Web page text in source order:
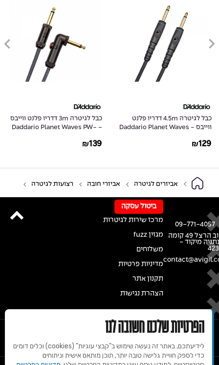
כבל לגיטרה 4.5m דדריו פלנט
ווייבס - Daddario Planet Waves
₪129
כבל לגיטרה 3m דדריו פלנט ווייבס
- Daddario Planet Waves PW-
₪139
אביזרים לגיטרה אביזרי חובה רצועות לגיטרה
רחוב הרצל 49 קומה
מיקוד -
09-771-4057
ביטול עסקה
מרכז שירות לגיטרות
מגזין fuzz
משלוחים
מדיניות פרטיות
תקנון אתר
הצהרת נגישות
הפרטיות שלכם חשובה לנו
לידיעתכם, באתר זה נעשה שימוש ב"קבצי עוגיות" (cookies) וכלים דומים
כדי לספק חוויית גלישה טובה יותר, תוכן מותאם אישית וניתוחים